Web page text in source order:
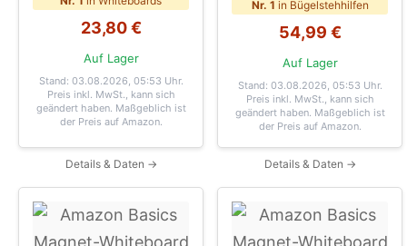
23,80 €
Auf Lager
Stand: 03.08.2026, 05:53 Uhr.
Preis inkl. MwSt., kann sich
geändert haben. Maßgeblich ist
der Preis auf Amazon.
Details & Daten →
Nr. 1 in Bügelstehhilfen
54,99 €
Auf Lager
Stand: 03.08.2026, 05:53 Uhr.
Preis inkl. MwSt., kann sich
geändert haben. Maßgeblich ist
der Preis auf Amazon.
Details & Daten →